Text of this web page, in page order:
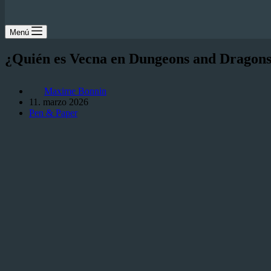
Menú
¿Quién es Vecna en Dungeons and
Maxime Bonnin
11. marzo 2026
Pen & Paper